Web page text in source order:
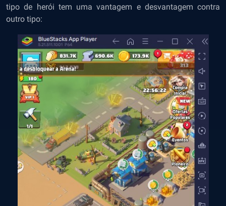
tipo de herói tem uma vantagem e desvantagem contra
outro tipo: